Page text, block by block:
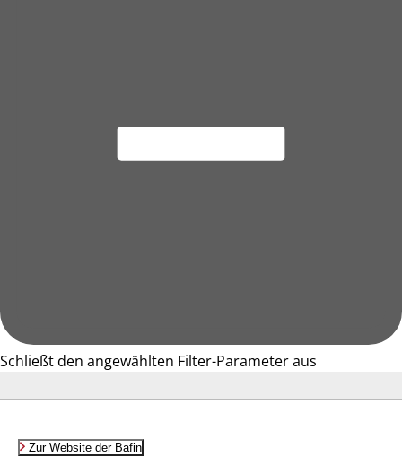
Schließt den angewählten Filter-Parameter aus
Zur Website der Bafin